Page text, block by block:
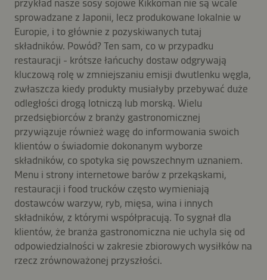
przykład nasze sosy sojowe Kikkoman nie są wcale
sprowadzane z Japonii, lecz produkowane lokalnie w
Europie, i to głównie z pozyskiwanych tutaj
składników. Powód? Ten sam, co w przypadku
restauracji - krótsze łańcuchy dostaw odgrywają
kluczową rolę w zmniejszaniu emisji dwutlenku węgla,
zwłaszcza kiedy produkty musiałyby przebywać duże
odległości drogą lotniczą lub morską. Wielu
przedsiębiorców z branży gastronomicznej
przywiązuje również wagę do informowania swoich
klientów o świadomie dokonanym wyborze
składników, co spotyka się powszechnym uznaniem.
Menu i strony internetowe barów z przekąskami,
restauracji i food trucków często wymieniają
dostawców warzyw, ryb, mięsa, wina i innych
składników, z którymi współpracują. To sygnał dla
klientów, że branża gastronomiczna nie uchyla się od
odpowiedzialności w zakresie zbiorowych wysiłków na
rzecz zrównoważonej przyszłości.